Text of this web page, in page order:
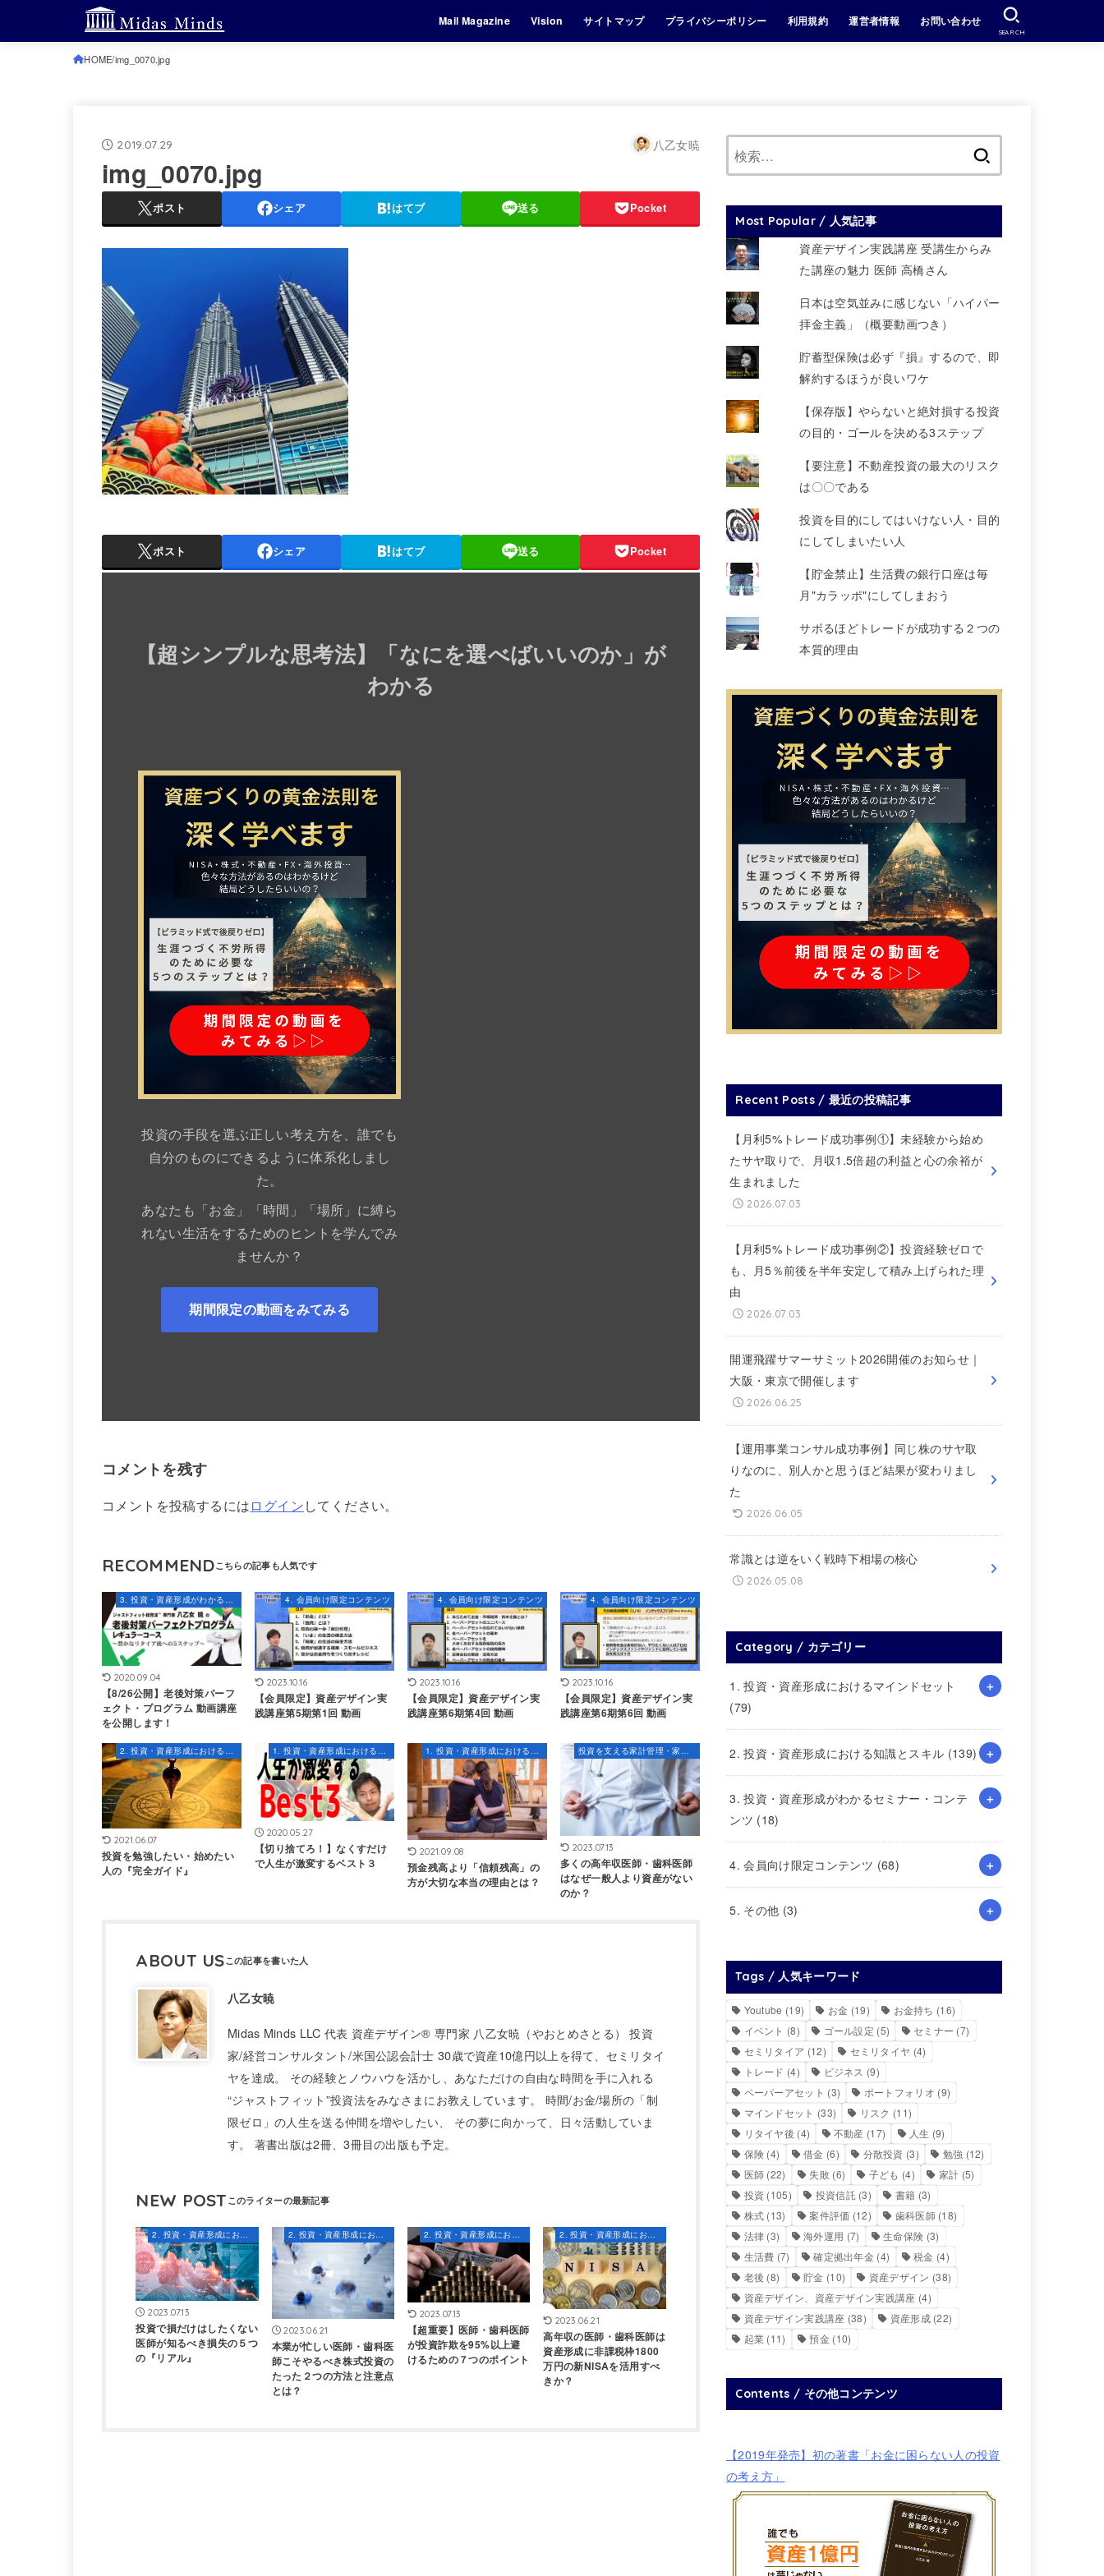
Mail Magazine Vision サイトマップ プライバシーポリシー 利用規約 運営者情報 お問い合わせ
SEARCH
HOME img_0070.jpg
2019.07.29 八乙女暁
img_0070.jpg
ポスト シェア はてブ 送る Pocket
ポスト シェア はてブ 送る Pocket
【超シンプルな思考法】「なにを選べばいいのか」が
わかる
投資の手段を選ぶ正しい考え方を、誰でも
自分のものにできるように体系化しまし
た。
あなたも「お金」「時間」「場所」に縛ら
れない生活をするためのヒントを学んでみ
ませんか？
期間限定の動画をみてみる
コメントを残す
コメントを投稿するにはログインしてください。
RECOMMEND
3. 投資・資産形成がわかるセミナー・コンテンツ
2020.09.04
【8/26公開】老後対策パーフ
ェクト・プログラム 動画講座
を公開します！
4. 会員向け限定コンテンツ
2023.10.16
【会員限定】資産デザイン実
践講座第5期第1回 動画
4. 会員向け限定コンテンツ
2023.10.16
【会員限定】資産デザイン実
践講座第6期第4回 動画
4. 会員向け限定コンテンツ
2023.10.16
【会員限定】資産デザイン実
践講座第6期第6回 動画
2021.06.07
投資を勉強したい・始めたい
人の『完全ガイド』
2020.05.27
【切り捨てろ！】なくすだけ
で人生が激変するベスト３
2021.09.08
預金残高より「信頼残高」の
方が大切な本当の理由とは？
2023.07.13
多くの高年収医師・歯科医師
はなぜ一般人より資産がない
のか？
ABOUT US
八乙女暁
Midas Minds LLC 代表 資産デザイン® 専門家 八乙女暁（やおとめさとる） 投資
家/経営コンサルタント/米国公認会計士 30歳で資産10億円以上を得て、セミリタイ
ヤを達成。 その経験とノウハウを活かし、あなただけの自由な時間を手に入れる
“ジャストフィット”投資法をみなさまにお教えしています。 時間/お金/場所の「制
限ゼロ」の人生を送る仲間を増やしたい、 その夢に向かって、日々活動していま
す。 著書出版は2冊、3冊目の出版も予定。
NEW POST
2. 投資・資産形成における知識とスキル
2023.07.13
投資で損だけはしたくない
医師が知るべき損失の５つ
の『リアル』
2. 投資・資産形成における知識とスキル
2023.06.21
本業が忙しい医師・歯科医
師こそやるべき株式投資の
たった２つの方法と注意点
とは？
2. 投資・資産形成における知識とスキル
2023.07.13
【超重要】医師・歯科医師
が投資詐欺を95%以上避
けるための７つのポイント
2. 投資・資産形成における知識とスキル
2023.06.21
高年収の医師・歯科医師は
資産形成に非課税枠1800
万円の新NISAを活用すべ
きか？
Most Popular / 人気記事
資産デザイン実践講座 受講生からみ
た講座の魅力 医師 高橋さん
日本は空気並みに感じない「ハイパー
拝金主義」（概要動画つき）
貯蓄型保険は必ず『損』するので、即
解約するほうが良いワケ
【保存版】やらないと絶対損する投資
の目的・ゴールを決める3ステップ
【要注意】不動産投資の最大のリスク
は〇〇である
投資を目的にしてはいけない人・目的
にしてしまいたい人
【貯金禁止】生活費の銀行口座は毎
月"カラッポ"にしてしまおう
サボるほどトレードが成功する２つの
本質的理由
Recent Posts / 最近の投稿記事
【月利5%トレード成功事例①】未経験から始め
たサヤ取りで、月収1.5倍超の利益と心の余裕が
生まれました
2026.07.03
【月利5%トレード成功事例②】投資経験ゼロで
も、月5％前後を半年安定して積み上げられた理
由
2026.07.03
開運飛躍サマーサミット2026開催のお知らせ｜
大阪・東京で開催します
2026.06.25
【運用事業コンサル成功事例】同じ株のサヤ取
りなのに、別人かと思うほど結果が変わりまし
た
2026.06.05
常識とは逆をいく戦時下相場の核心
2026.05.08
Category / カテゴリー
1. 投資・資産形成におけるマインドセット
(79)
2. 投資・資産形成における知識とスキル (139)
3. 投資・資産形成がわかるセミナー・コンテ
ンツ (18)
4. 会員向け限定コンテンツ (68)
5. その他 (3)
Tags / 人気キーワード
Youtube (19) お金 (19) お金持ち (16)
イベント (8) ゴール設定 (5) セミナー (7)
セミリタイア (12) セミリタイヤ (4)
トレード (4) ビジネス (9)
ペーパーアセット (3) ポートフォリオ (9)
マインドセット (33) リスク (11)
リタイヤ後 (4) 不動産 (17) 人生 (9)
保険 (4) 借金 (6) 分散投資 (3) 勉強 (12)
医師 (22) 失敗 (6) 子ども (4) 家計 (5)
投資 (105) 投資信託 (3) 書籍 (3)
株式 (13) 案件評価 (12) 歯科医師(18)
法律 (3) 海外運用 (7) 生命保険 (3)
生活費 (7) 確定拠出年金 (4) 税金 (4)
老後 (8) 貯金 (10) 資産デザイン (38)
資産デザイン、資産デザイン実践講座 (4)
資産デザイン実践講座 (38) 資産形成(22)
起業 (11) 預金 (10)
Contents / その他コンテンツ
【2019年発売】初の著書「お金に困らない人の投資
の考え方」